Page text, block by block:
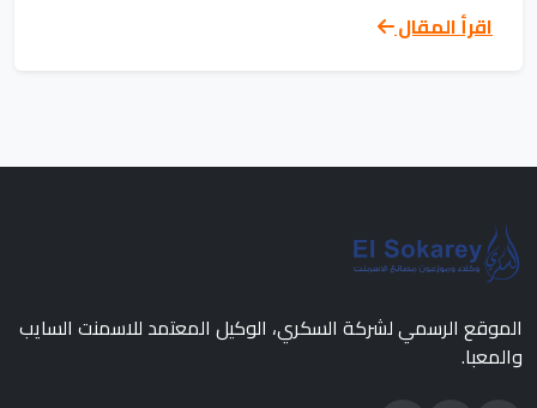
اقرأ المقال
الموقع الرسمي لشركة السكري، الوكيل المعتمد للاسمنت السايب
والمعبا.